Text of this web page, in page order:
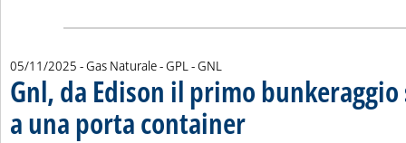
05/11/2025 - Gas Naturale - GPL - GNL
Gnl, da Edison il primo
a una porta container. Sottotitolo: Nel porto di Trieste. È
. Pubblicata mercoledì 05